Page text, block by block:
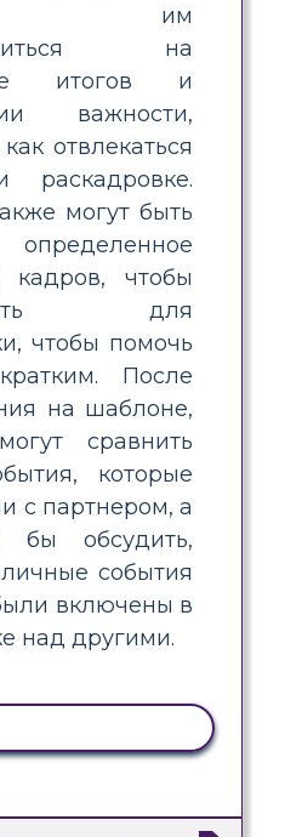
им
на
итогов и
важности,
отвлекаться
раскадровке.
могут быть
кадров, чтобы
для
чтобы помочь
После
на шаблоне,
сравнить
которые
с партнером, а
бы обсудить,
события
включены в
над другими.